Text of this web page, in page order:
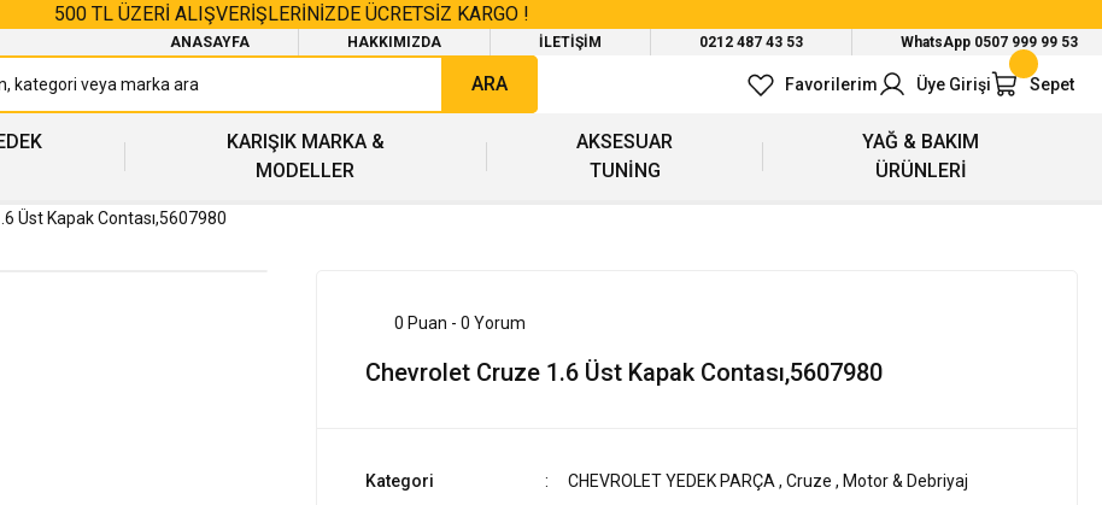
500 TL ÜZERİ ALIŞVERİŞLERİNİZDE ÜCRETSİZ KARGO !
ANASAYFA HAKKIMIZDA İLETİŞİM 0212 487 43 53 WhatsApp 0507 999 99 53
ARA Favorilerim Üye Girişi Sepet
KARIŞIK MARKA &
MODELLER
AKSESUAR
TUNİNG
YAĞ & BAKIM
ÜRÜNLERİ
Üst Kapak Contası,5607980
0 Puan - 0 Yorum
Chevrolet Cruze 1.6 Üst Kapak Contası,5607980
Kategori CHEVROLET YEDEK PARÇA , Cruze , Motor & Debriyaj